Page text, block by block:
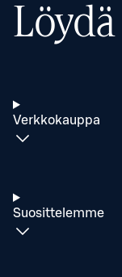
Löydä
Verkkokauppa
Suosittelemme